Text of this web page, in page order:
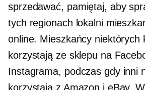
sprzedawać, pamiętaj, aby
tych regionach lokalni
online. Mieszkańcy niektórych
korzystają ze sklepu na
Instagrama, podczas gdy inni
korzystają z Amazon i eBay.